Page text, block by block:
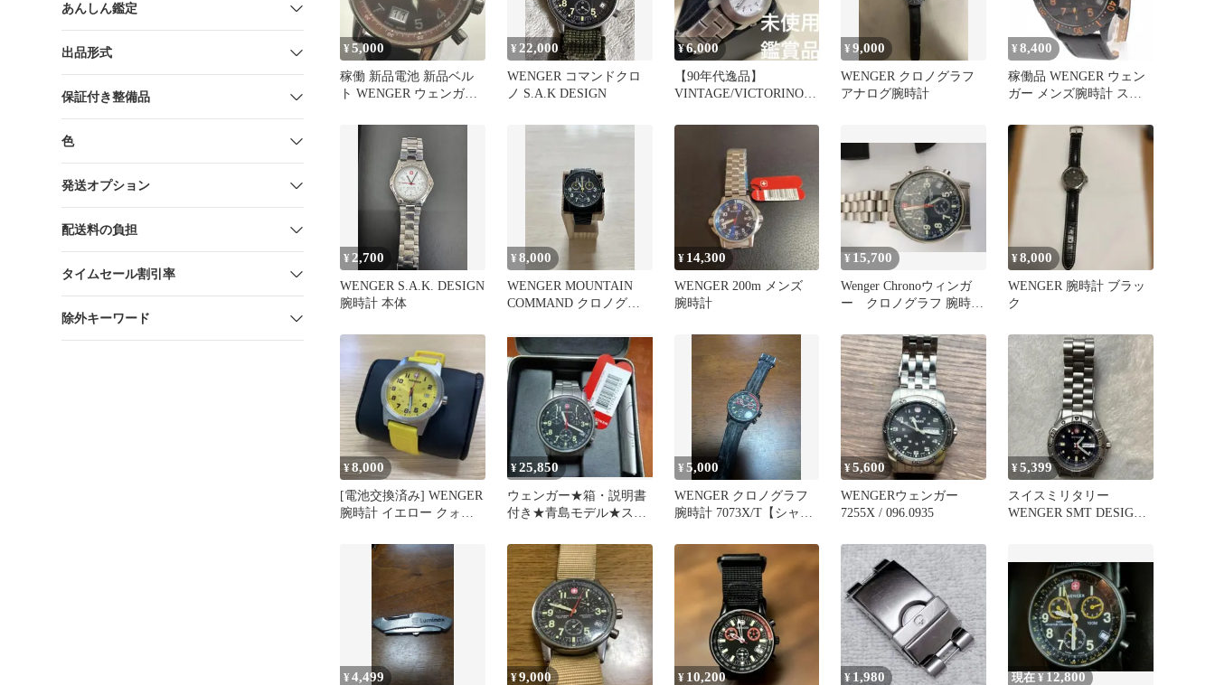
あんしん鑑定
出品形式
保証付き整備品
色
発送オプション
配送料の負担
タイムセール割引率
除外キーワード
¥5,000
稼働 新品電池 新品ベル
ト WENGER ウェンガー
¥ 22,000
WENGER コマンドクロ
ノ S.A.K DESIGN
¥6,000
【90年代逸品】
VINTAGE/VICTORINOX
¥9,000
WENGER クロノグラフ
アナログ腕時計
¥ 8,400
稼働品 WENGER ウェン
ガー メンズ腕時計 スイ
¥ 2,700
WENGER S.A.K. DESIGN
腕時計 本体
¥8,000
WENGER MOUNTAIN
COMMAND クロノグラ
¥ 14,300
WENGER 200m メンズ
腕時計
¥ 15,700
Wenger Chronoウィンガ
ー クロノグラフ 腕時
付
¥8,000
WENGER 腕時計 ブラッ
ク
¥8,000
[電池交換済み] WENGER
腕時計 イエロー クォー
¥25,850
ウェンガー★箱・説明書
付き★青島モデル★ステ
クロノ
¥5,000
WENGER クロノグラフ
腕時計 7073X/T【シャン
¥5,600
WENGERウェンガー
7255X / 096.0935
¥5,399
スイスミリタリー
WENGER SMT DESIGN
¥4,499 ¥9,000 ¥ 10,200 ¥ 1,980 現在 ¥ 12,800